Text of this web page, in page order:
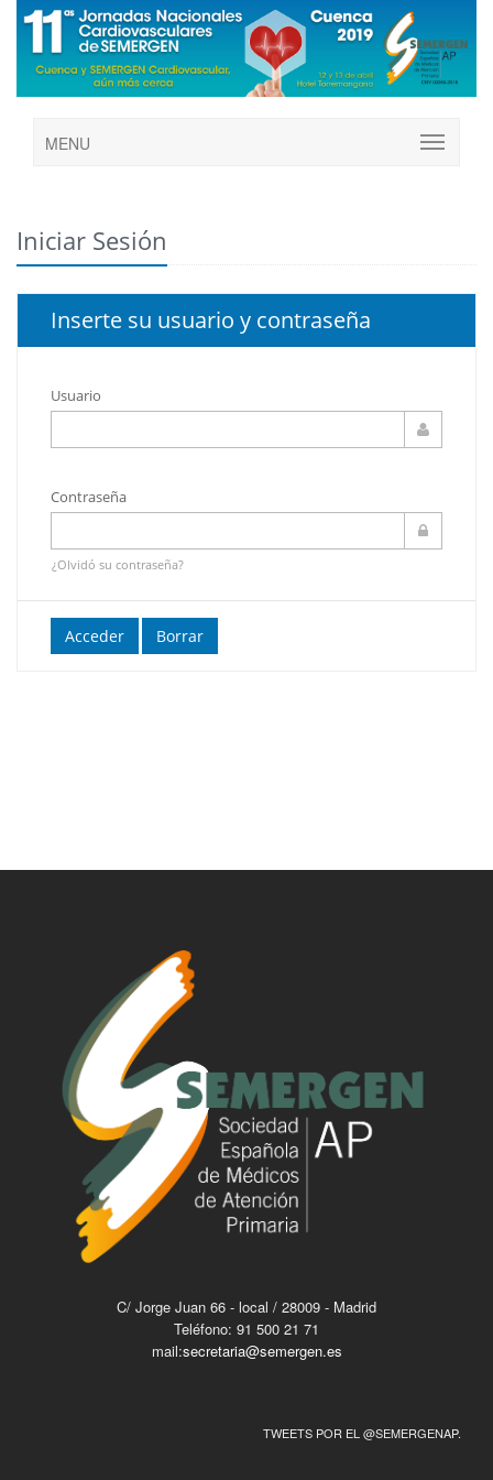
MENU
Iniciar Sesión
Inserte su usuario y contraseña
Usuario
Contraseña
¿Olvidó su contraseña?
Acceder Borrar
C/ Jorge Juan 66 - local / 28009 - Madrid
Teléfono: 91 500 21 71
mail:secretaria@semergen.es
TWEETS POR EL @SEMERGENAP.